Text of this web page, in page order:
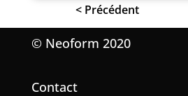
< Précédent
© Neoform 2020
Contact